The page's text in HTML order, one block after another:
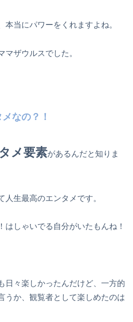
本当にパワーをくれますよね。
マザウルスでした。
なの？！
メ要素があるんだと知りま
人生最高のエンタメです。
はしゃいでる自分がいたもんね！
日々楽しかったんだけど、一方的
うか、観覧者として楽しめたのは